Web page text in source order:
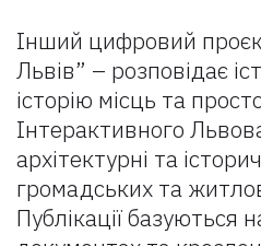
Інший цифровий
Львів” – розповідає
історію місць та
Інтерактивного
архітектурні та
громадських та
Публікації базуються